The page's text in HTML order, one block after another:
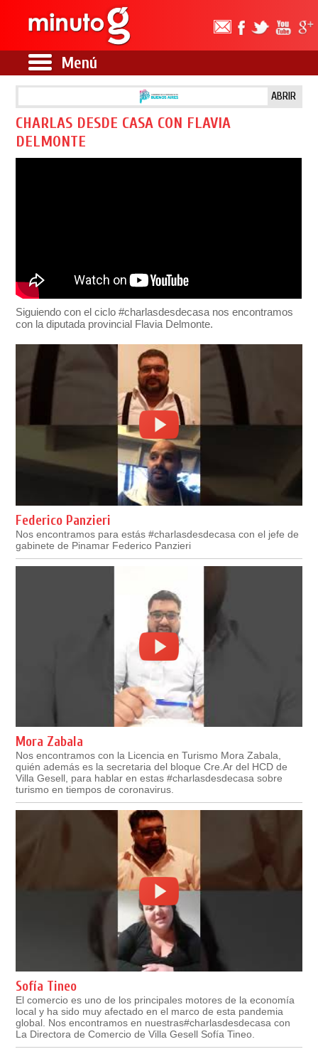
Menú
ABRIR
CHARLAS DESDE CASA CON FLAVIA
DELMONTE
Siguiendo con el ciclo #charlasdesdecasa nos encontramos
con la diputada provincial Flavia Delmonte.
Federico Panzieri
Nos encontramos para estás #charlasdesdecasa con el jefe de
gabinete de Pinamar Federico Panzieri
Mora Zabala
Nos encontramos con la Licencia en Turismo Mora Zabala,
quién además es la secretaria del bloque Cre.Ar del HCD de
Villa Gesell, para hablar en estas #charlasdesdecasa sobre
turismo en tiempos de coronavirus.
Sofía Tineo
El comercio es uno de los principales motores de la economía
local y ha sido muy afectado en el marco de esta pandemia
global. Nos encontramos en nuestras#charlasdesdecasa con
La Directora de Comercio de Villa Gesell Sofía Tineo.